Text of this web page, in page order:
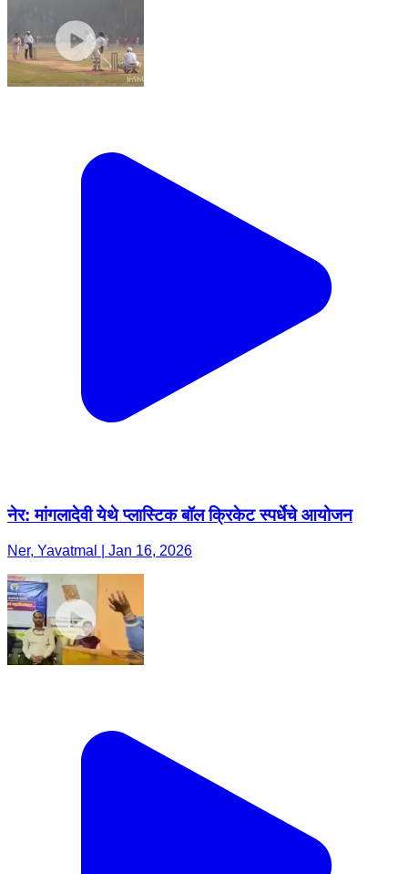
नेर: मांगलादेवी येथे प्लास्टिक बॉल क्रिकेट स्पर्धेचे आयोजन
Ner, Yavatmal | Jan 16, 2026